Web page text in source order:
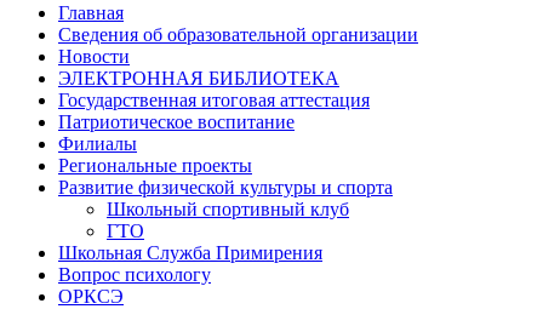
Главная
Сведения об образовательной организации
Новости
ЭЛЕКТРОННАЯ БИБЛИОТЕКА
Государственная итоговая аттестация
Патриотическое воспитание
Филиалы
Региональные проекты
Развитие физической культуры и спорта
Школьный спортивный клуб
ГТО
Школьная Служба Примирения
Вопрос психологу
ОРКСЭ